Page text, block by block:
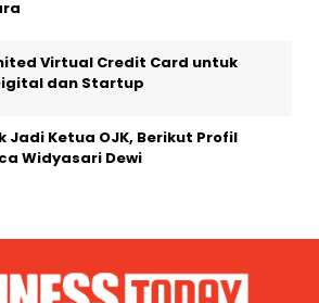
Virtual Credit Card untuk
dan Startup
Jadi Ketua OJK, Berikut Profil
Widyasari Dewi